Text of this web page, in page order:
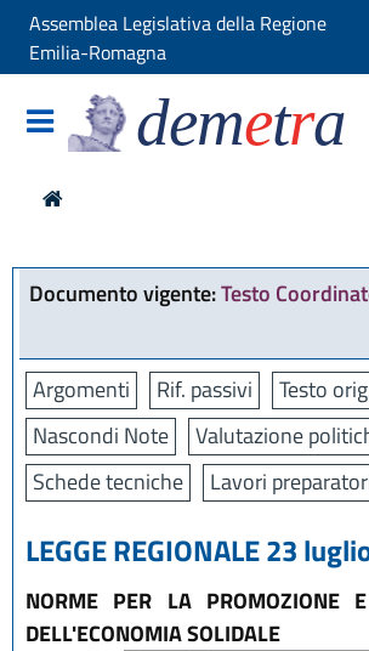
Assemblea Legislativa della Regione
Emilia-Romagna
demetra
Documento vigente:Testo
Argomenti Rif. passivi Testo
Nascondi Note
Valutazione
Schede tecniche
Lavori
LEGGE REGIONALE 23
NORME PER LA PROMOZIONE
DELL'ECONOMIA SOLIDALE